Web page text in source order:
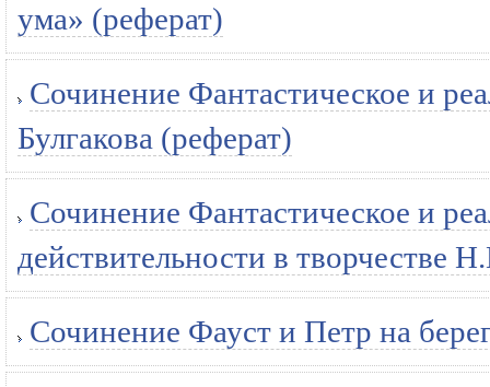
ума» (реферат)
Сочинение Фантастическое и
Булгакова (реферат)
Сочинение Фантастическое и
действительности в творчестве
Сочинение Фауст и Петр на